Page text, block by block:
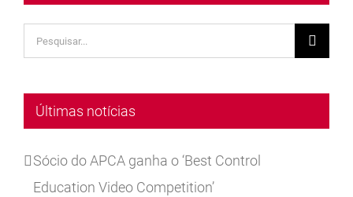
Pesquisar
Últimas notícias
Sócio do APCA ganha o ‘Best Control
Education Video Competition’